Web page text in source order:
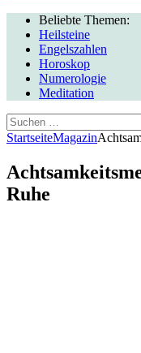
Beliebte Themen:
Heilsteine
Engelszahlen
Horoskop
Numerologie
Meditation
Suchen
nach:
StartseiteMagazin
Ruhe